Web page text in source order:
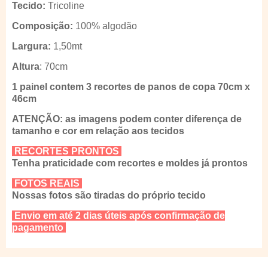
Tecido: Tricoline
Composição: 100% algodão
Largura: 1,50mt
Altura: 70cm
1 painel contem 3 recortes de panos de copa 70cm x
46cm
ATENÇÃO: as imagens podem conter diferença de
tamanho e cor em relação aos tecidos
RECORTES PRONTOS
Tenha praticidade com recortes e moldes já prontos
FOTOS REAIS
Nossas fotos são tiradas do próprio tecido
Envio em até 2 dias úteis após confirmação de
pagamento